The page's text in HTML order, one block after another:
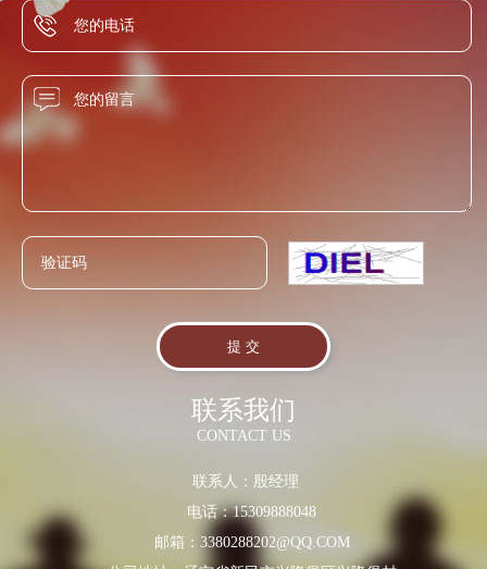
属性，得以与民族发展荣辱与共，与人民感情紧密相连。 提
升白酒的文化价值，我们应该主动践行文化使命，发挥白酒
文化在社会中的积极作用，通过白酒文化的诉求与传播，反
映时代风貌，以白酒文化创新促进社会文明进步。我们要把
握时代潮流，拓宽文化视野，将白酒品牌的文化诉求置于中
华民族伟大复兴的时代背景下，充分表现白酒行业的追求与
应现代生活需求，契合大众情感，振奋国人精神。 健康、文
费者健康饮酒提供正确的方式引导。 白酒发展至今，与社会
进步密切相关，对社会责任的自觉担当，使白酒始终与广大
人民的利益、感情紧紧联系在一起，动力充沛，欣欣向荣。
联系我们
CONTACT US
联系人：殷经理
电话：15309888048
邮箱：3380288202@QQ.COM